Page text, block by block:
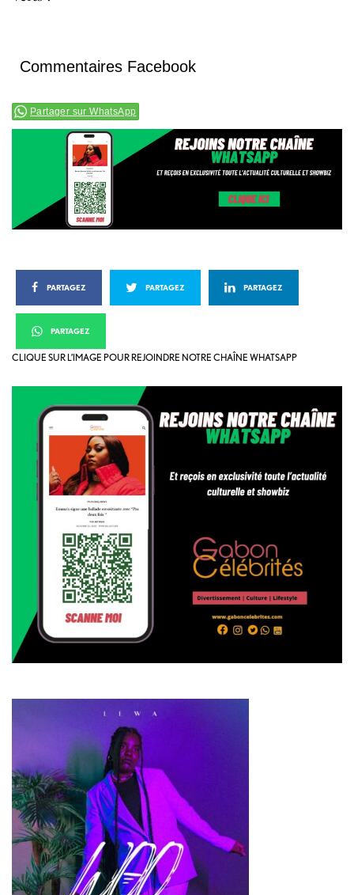
Commentaires Facebook
Partager sur WhatsApp
PARTAGEZ PARTAGEZ PARTAGEZ
PARTAGEZ
CLIQUE SUR L’IMAGE POUR REJOINDRE NOTRE CHAÎNE WHATSAPP